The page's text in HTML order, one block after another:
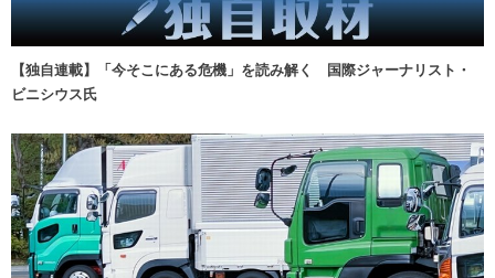
【独自連載】「今そこにある危機」を読み解く 国際ジャーナリスト・
ビニシウス氏